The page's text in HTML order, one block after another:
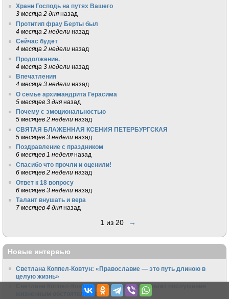
Храни Господь на путях Вашего
3 месяца 2 дня назад
Протитип фрау Берты был
4 месяца 2 недели назад
Сейчас будет
4 месяца 2 недели назад
Продолжение.
4 месяца 3 недели назад
Впечатления
4 месяца 3 недели назад
О семье архимандрита Герасима
5 месяцев 3 дня назад
Почему с эмоциональностью
5 месяцев 2 недели назад
СВЯТАЯ БЛАЖЕННАЯ КСЕНИЯ ПЕТЕРБУРГСКАЯ
5 месяцев 3 недели назад
Поздравление с праздником
6 месяцев 1 неделя назад
Спасибо что прочли и оценили!
6 месяцев 2 недели назад
Ответ к 18 вопросу
6 месяцев 3 недели назад
Талант внушать и вера
7 месяцев 4 дня назад
1 из 20 →
Новые интервью
Светлана Коппел-Ковтун: «Православие — это путь длиною в
целую жизнь»
Светлана Коппел-Ковтун: «Омилия» — результат послушания
жизненным обстоятельствам